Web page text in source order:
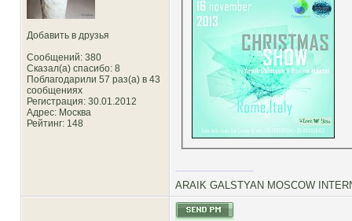
Добавить в друзья
Сообщений: 380
Сказал(а) спасибо: 8
Поблагодарили 57 раз(а) в 43
сообщениях
Регистрация: 30.01.2012
Адрес: Москва
Рейтинг: 148
ARAIK GALSTYAN MOSCOW